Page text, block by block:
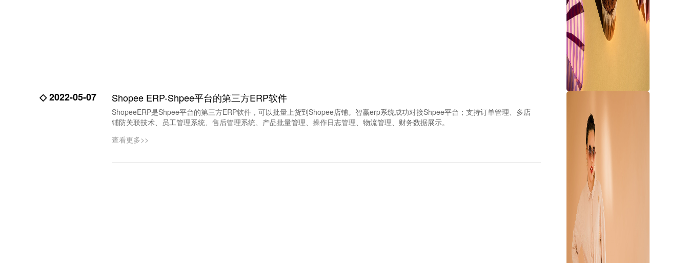
◇ 2022-05-07 Shopee ERP-Shpee平台的第三方ERP软件
ShopeeERP是Shpee平台的第三方ERP软件，可以批量上货到Shopee店铺。智赢erp系统成功对接Shpee平台；支持订单管理、多店
铺防关联技术、员工管理系统、售后管理系统、产品批量管理、操作日志管理、物流管理、财务数据展示。
查看更多>>